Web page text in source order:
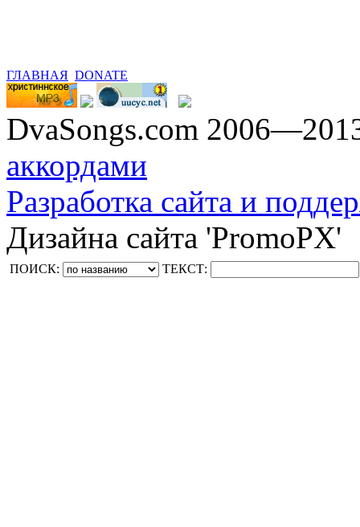
ГЛАВНАЯ DONATE
DvaSongs.com
аккордами
Разработка сайта и
Дизайна сайта 'PromoPX'
ПОИСК: ТЕКСТ: